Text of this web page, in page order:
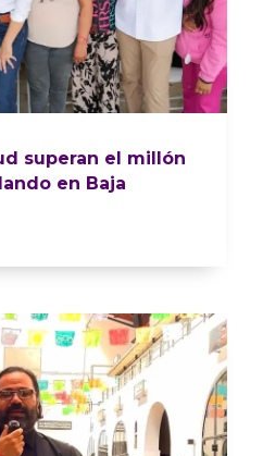
superan el millón
en Baja